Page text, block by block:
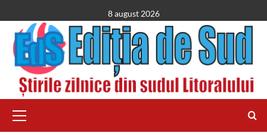
to
content
8 august 2026
Menu